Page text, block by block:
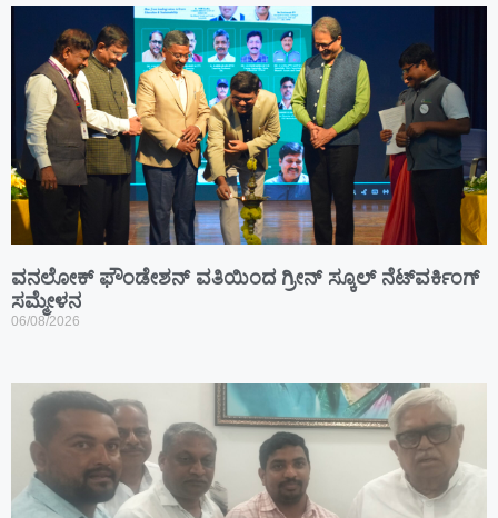
ವನಲೋಕ್ ಫೌಂಡೇಶನ್ ವತಿಯಿಂದ ಗ್ರೀನ್ ಸ್ಕೂಲ್ ನೆಟ್‌ವರ್ಕಿಂಗ್
ಸಮ್ಮೇಳನ
06/08/2026